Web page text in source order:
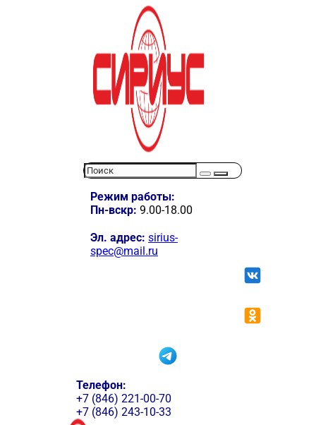
Режим работы:
Пн-вскр: 9.00-18.00
Эл. адрес: sirius-
spec@mail.ru
Телефон:
+7 (846) 221-00-70
+7 (846) 243-10-33